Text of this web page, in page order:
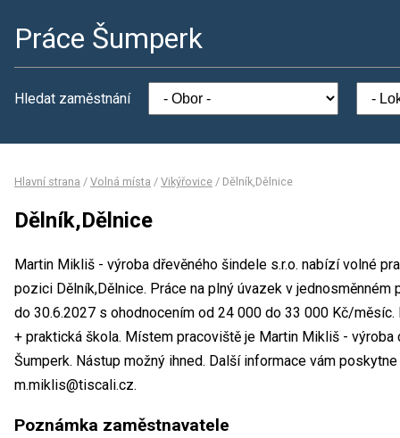
Práce Šumperk
Hledat zaměstnání
Hlavní strana / Volná místa / Vikýřovice / Dělník,Dělnice
Dělník,Dělnice
Martin Mikliš - výroba dřevěného šindele s.r.o. nabízí volné
pozici Dělník,Dělnice. Práce na plný úvazek v jednosměnném
do 30.6.2027 s ohodnocením od 24 000 do 33 000 Kč/
+ praktická škola. Místem pracoviště je Martin Mikliš - výroba
Šumperk. Nástup možný ihned. Další informace vám
m.miklis@tiscali.cz.
Poznámka zaměstnavatele